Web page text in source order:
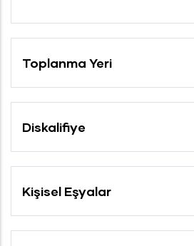
Toplanma Yeri
Diskalifiye
Kişisel Eşyalar